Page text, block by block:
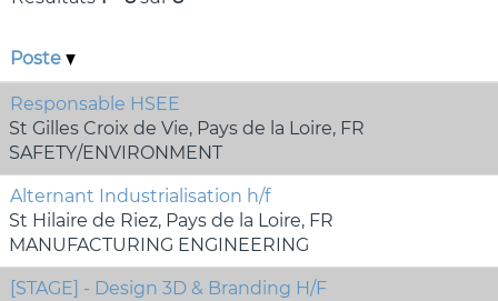
Poste
Responsable HSEE
St Gilles Croix de Vie, Pays de la Loire, FR
SAFETY/ENVIRONMENT
Alternant Industrialisation h/f
St Hilaire de Riez, Pays de la Loire, FR
MANUFACTURING ENGINEERING
[STAGE] - Design 3D & Branding H/F